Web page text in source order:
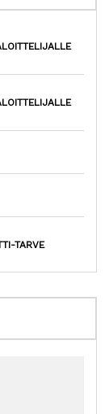
TARVE